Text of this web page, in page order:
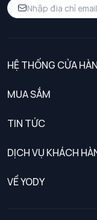
HỆ THỐNG CỬA
MUA SẮM
TIN TỨC
DỊCH VỤ KHÁCH
Chính sách khách
VỀ YODY